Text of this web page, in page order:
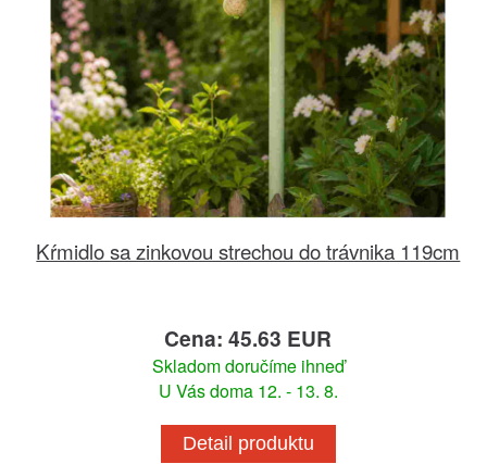
Kŕmidlo sa zinkovou strechou do trávnika 119cm
Cena: 45.63 EUR
Skladom doručíme ihneď
U Vás doma 12. - 13. 8.
Detail produktu